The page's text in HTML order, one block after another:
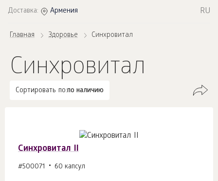
Доставка: Армения RU
Главная Здоровье Синхровитал
Синхровитал
Сортировать по:по наличию
Синхровитал II
#500071 60 капсул